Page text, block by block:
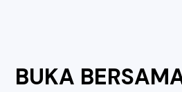
BUKA